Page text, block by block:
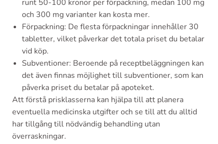
runt 50-100 kronor per förpackning, medan 100 mg
och 300 mg varianter kan kosta mer.
Förpackning: De flesta förpackningar innehåller 30
tabletter, vilket påverkar det totala priset du betalar
vid köp.
Subventioner: Beroende på receptbeläggningen kan
det även finnas möjlighet till subventioner, som kan
påverka priset du betalar på apoteket.
Att förstå prisklasserna kan hjälpa till att planera
eventuella medicinska utgifter och se till att du alltid
har tillgång till nödvändig behandling utan
överraskningar.